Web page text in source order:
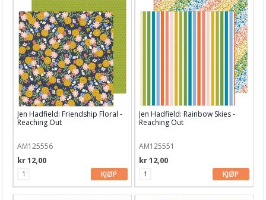
Diverse
49 and Market
American Craft
Arden Studio
Bella Blvd
Bella Luna
Bo Bunny
Carta Bella
Ciao Bella
Jen Hadfield: Friendship Floral -
Reaching Out
AM125556
kr 12,00
KJØP
Jen Hadfield: Rainbow Skies -
Reaching Out
AM125551
kr 12,00
KJØP